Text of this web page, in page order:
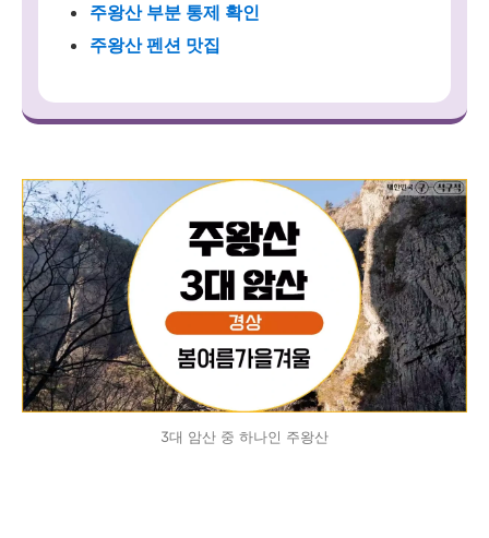
주왕산 부분 통제 확인
주왕산 펜션 맛집
3대 암산 중 하나인 주왕산